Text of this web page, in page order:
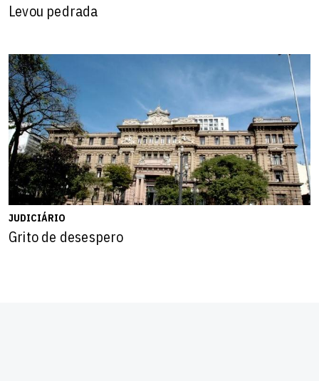
Levou pedrada
JUDICIÁRIO
Grito de desespero